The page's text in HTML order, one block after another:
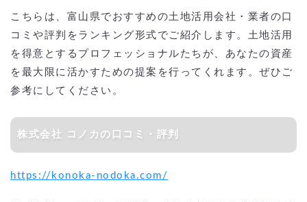
契約内容の明確化
補助金や税金対策に関するサポート
富山県の土地活用の口コミ以外に知っておきたい利回
り率や初期費用
富山県で数社の土地活用会社・業者から無料で一括プ
ランを貰うには？
こちらは、富山県でおすすめの土地活用会社・業者の口
コミや評判をランキング形式でご紹介します。土地活用
を得意とするプロフェッショナルたちが、あなたの資産
を最大限に活かすための提案を行ってくれます。ぜひご
参考にしてください。
株式会社 コノカの口コミ・評判
https://konoka-nodoka.com/